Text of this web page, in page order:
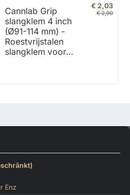
Cannlab Grip
slangklem 4 inch
(Ø91-114 mm) -
Roestvrijstalen
slangklem voor...
€ 2,03
€ 2,90
Enz